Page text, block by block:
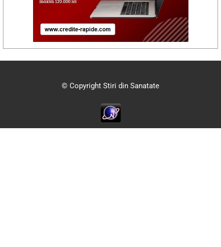
© Copyright Stiri din Sanatate